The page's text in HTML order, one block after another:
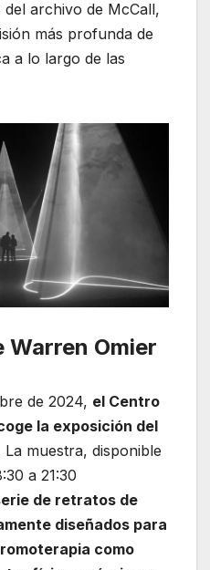
archivo de McCall,
más profunda de
a lo largo de las
Warren Omier
de 2024, el Centro
la exposición del
La muestra, disponible
a 21:30
de retratos de
diseñados para
como